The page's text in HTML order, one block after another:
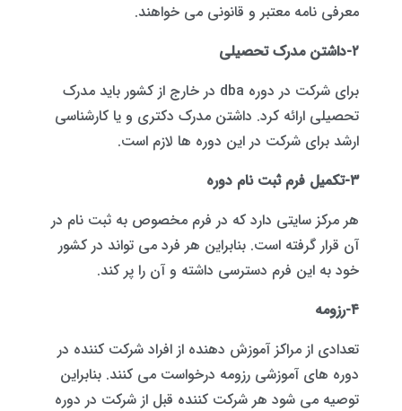
معرفی نامه معتبر و قانونی می خواهند.
۲-داشتن مدرک تحصیلی
برای شرکت در دوره dba در خارج از کشور باید مدرک
تحصیلی ارائه کرد. داشتن مدرک دکتری و یا کارشناسی
ارشد برای شرکت در این دوره ها لازم است.
۳-تکمیل فرم ثبت نام دوره
هر مرکز سایتی دارد که در فرم مخصوص به ثبت نام در
آن قرار گرفته است. بنابراین هر فرد می تواند در کشور
خود به این فرم دسترسی داشته و آن را پر کند.
۴-رزومه
تعدادی از مراکز آموزش دهنده از افراد شرکت کننده در
دوره های آموزشی رزومه درخواست می کنند. بنابراین
توصیه می شود هر شرکت کننده قبل از شرکت در دوره